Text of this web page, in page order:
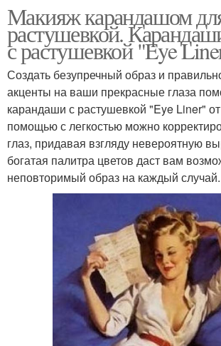
Макияж карандашом
растушевкой.
с растушевкой "Eye
Создать безупречный образ и
акценты на ваши прекрасные глаза
карандаши с растушевкой "Eye Liner"
помощью с легкостью можно
глаз, придавая взгляду невероятную
богатая палитра цветов даст вам
неповторимый образ на каждый случай.